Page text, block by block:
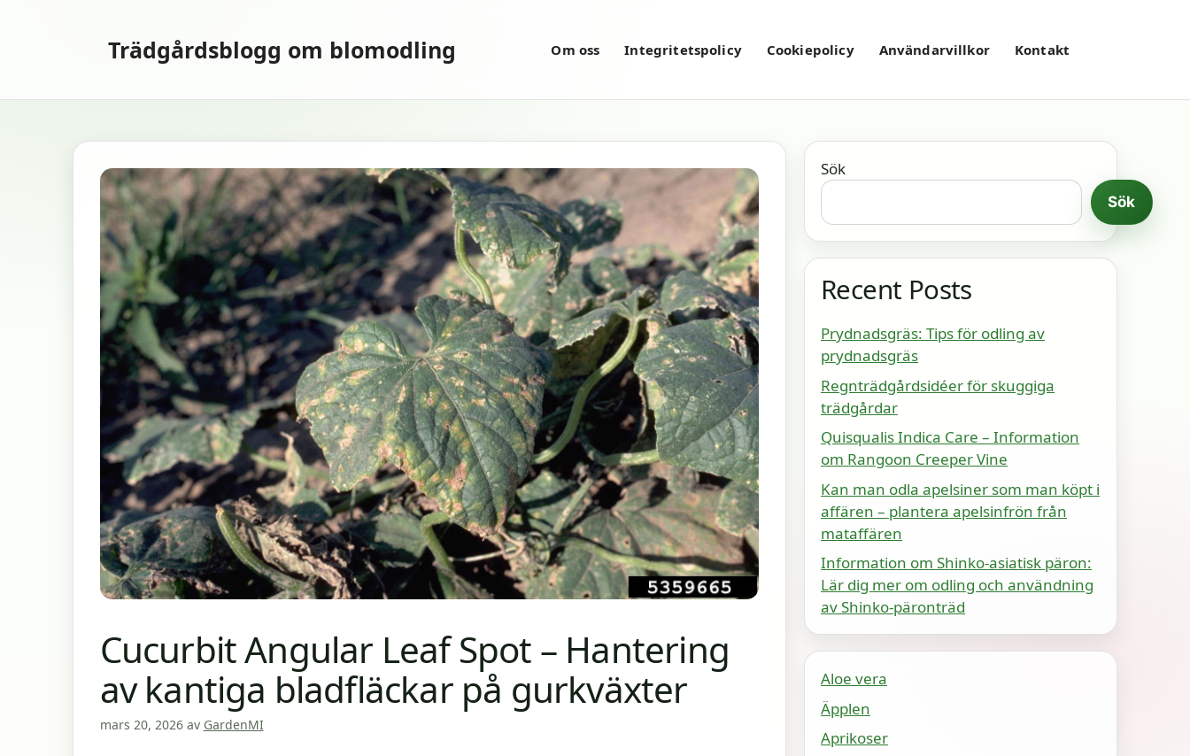
Trädgårdsblogg om blomodling Om oss Integritetspolicy Cookiepolicy Användarvillkor Kontakt
Cucurbit Angular Leaf Spot – Hantering
av kantiga bladfläckar på gurkväxter
mars 20, 2026 av GardenMI
Sök
Sök
Recent Posts
Prydnadsgräs: Tips för odling av
prydnadsgräs
Regnträdgårdsidéer för skuggiga
trädgårdar
Quisqualis Indica Care – Information
om Rangoon Creeper Vine
Kan man odla apelsiner som man köpt i
affären – plantera apelsinfrön från
mataffären
Information om Shinko-asiatisk päron:
Lär dig mer om odling och användning
av Shinko-päronträd
Aloe vera
Äpplen
Aprikoser